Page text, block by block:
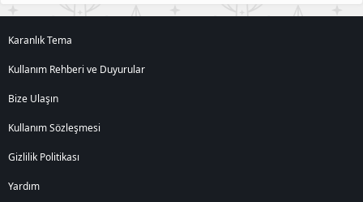
Karanlık Tema
Kullanım Rehberi ve Duyurular
Bize Ulaşın
Kullanım Sözleşmesi
Gizlilik Politikası
Yardım